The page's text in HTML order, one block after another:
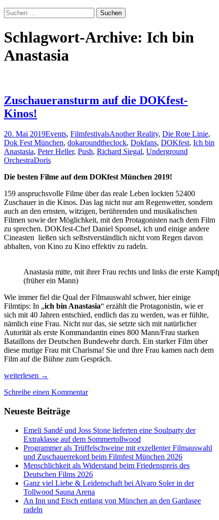
Suchen
nach:
Schlagwort-Archive: Ich bin
Anastasia
Zuschaueransturm auf die DOKfest-
Kinos!
20. Mai 2019Events, FilmfestivalsAnother Reality, Die Rote Linie,
Dok Fest München, dokaroundtheclock, Dokfans, DOKfest, Ich bin
Anastasia, Peter Heller, Push, Richard Siegal, Underground
OrchestraDoris
Die besten Filme auf dem DOKfest München 2019!
159 anspruchsvolle Filme über das reale Leben lockten 52400
Zuschauer in die Kinos. Das lag nicht nur am Regenwetter, sondern
auch an den ernsten, witzigen, berührenden und musikalischen
Filmen sowie der Möglichkeit, mit den Protagonisten nach dem Film
zu sprechen. DOKfest-Chef Daniel Sponsel, ich und einige andere
Cineasten ließen sich selbstverständlich nicht vom Regen davon
abhalten, von Kino zu Kino effektiv zu radeln.
Anastasia mitte, mit ihrer Frau rechts und links die erste
(früher ein Mann)
Wie immer fiel die Qual der Filmauswahl schwer, hier einige
Filmtips: In „ich bin Anastasia“ erzählt die Protagonistin, wie er
sich mit 40 Jahren entschied, endlich das zu werden, was er fühlte,
nämlich eine Frau. Nicht nur das, sie setzte sich mit natürlicher
Autorität als erste Kommandantin eines 800 Mann/Frau starken
Bataillons der Deutschen Bundewehr durch. Ein starker Film über
diese mutige Frau mit Charisma! Sie und ihre Frau kamen nach dem
Film auf die Bühne zum Gespräch.
Zuschaueransturm
die
Kinos!
weiterlesen →
Schreibe einen Kommentar
Neueste Beiträge
Emeli Sandé und Joss Stone lieferten eine Soulparty der
Extraklasse auf dem Sommertollwood
Programmer als Trüffelschweine mit exzellenter Filmauswahl
und Zuschauerrekord beim Filmfest München 2026
Menschlichkeit als Widerstand beim Friedenspreis des
Deutschen Films 2026
Ganz viel Liebe & Leidenschaft bei Alvaro Soler in der
Tollwood Sauna Arena
An Inn und Etsch entlang von München an den Gardasee
radeln